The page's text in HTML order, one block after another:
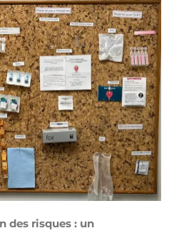
des risques : un